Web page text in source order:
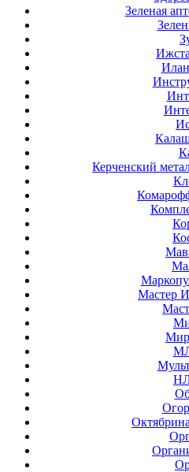
Зеленая
Керченский
Мастер